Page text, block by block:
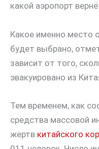
какой аэропорт
Какое именно место
будет выбрано,
зависит от того,
эвакуировано из
Тем временем, как
средства массовой
жертв китайского